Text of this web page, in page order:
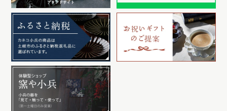
リンカ金環黒練
シズル冷酒器
一献盃
小兵のキッチン
量るカロリー茶碗